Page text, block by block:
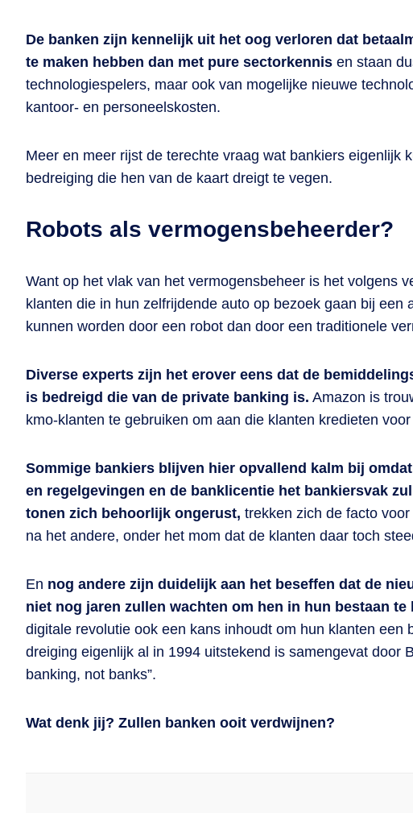
De banken zijn kennelijk uit het oog verloren dat
te maken hebben dan met pure sectorkennis en staan
technologiespelers, maar ook van mogelijke nieuwe
kantoor- en personeelskosten.
Meer en meer rijst de terechte vraag wat bankiers eigenlijk
bedreiging die hen van de kaart dreigt te vegen.
Robots als vermogensbeheerder?
Want op het vlak van het vermogensbeheer is het volgens
klanten die in hun zelfrijdende auto op bezoek gaan bij een
kunnen worden door een robot dan door een traditionele
Diverse experts zijn het erover eens dat de
is bedreigd die van de private banking is. Amazon is
kmo-klanten te gebruiken om aan die klanten kredieten
Sommige bankiers blijven hier opvallend kalm bij
en regelgevingen en de banklicentie het bankiersvak
tonen zich behoorlijk ongerust, trekken zich de facto
na het andere, onder het mom dat de klanten daar toch
En nog andere zijn duidelijk aan het beseffen dat de
niet nog jaren zullen wachten om hen in hun bestaan te
digitale revolutie ook een kans inhoudt om hun klanten een
dreiging eigenlijk al in 1994 uitstekend is samengevat door
banking, not banks”.
Wat denk jij? Zullen banken ooit verdwijnen?